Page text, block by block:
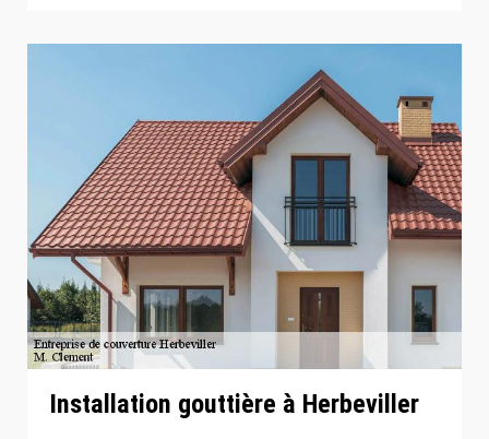
Installation gouttière à Herbeviller